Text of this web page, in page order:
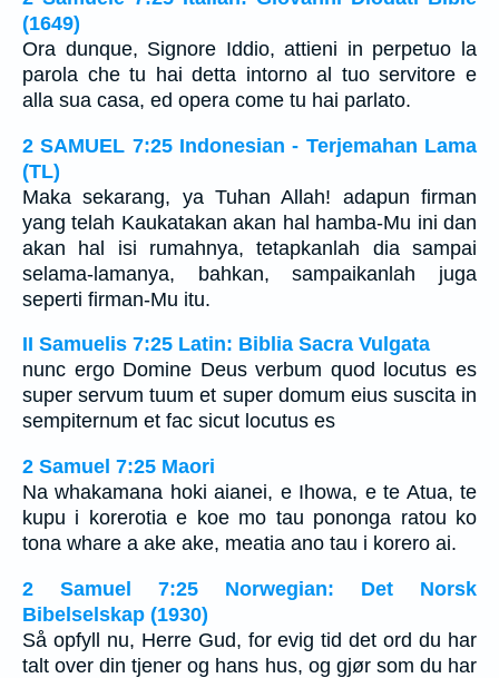
(1649)
Ora dunque, Signore Iddio, attieni in perpetuo la
parola che tu hai detta intorno al tuo servitore e
alla sua casa, ed opera come tu hai parlato.
2 SAMUEL 7:25 Indonesian - Terjemahan Lama
(TL)
Maka sekarang, ya Tuhan Allah! adapun firman
yang telah Kaukatakan akan hal hamba-Mu ini dan
akan hal isi rumahnya, tetapkanlah dia sampai
selama-lamanya, bahkan, sampaikanlah juga
seperti firman-Mu itu.
II Samuelis 7:25 Latin: Biblia Sacra Vulgata
nunc ergo Domine Deus verbum quod locutus es
super servum tuum et super domum eius suscita in
sempiternum et fac sicut locutus es
2 Samuel 7:25 Maori
Na whakamana hoki aianei, e Ihowa, e te Atua, te
kupu i korerotia e koe mo tau pononga ratou ko
tona whare a ake ake, meatia ano tau i korero ai.
2 Samuel 7:25 Norwegian: Det Norsk
Bibelselskap (1930)
Så opfyll nu, Herre Gud, for evig tid det ord du har
talt over din tjener og hans hus, og gjør som du har